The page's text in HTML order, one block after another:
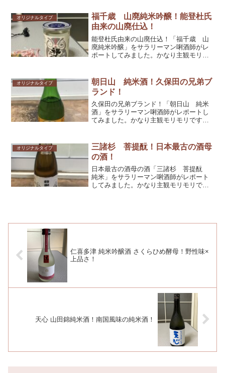
オリジナルタイプ
福千歳 山廃純米吟醸！能登杜氏
由来の山廃仕込！
能登杜氏由来の山廃仕込！「福千歳 山
廃純米吟醸」をサラリーマン唎酒師がレ
ポートしてみました。かなり主観モリモ
オリジナルタイプ
朝日山 純米酒！久保田の兄弟ブ
ランド！
久保田の兄弟ブランド！「朝日山 純米
酒」をサラリーマン唎酒師がレポートし
てみました。かなり主観モリモリです
オリジナルタイプ
三諸杉 菩提酛！日本最古の酒母
の酒！
日本最古の酒母の酒「三諸杉 菩提酛
純米」をサラリーマン唎酒師がレポート
してみました。かなり主観モリモリです
仁喜多津 純米吟醸酒 さくらひめ酵母！野性味×
上品さ！
天心 山田錦純米酒！南国風味の純米酒！